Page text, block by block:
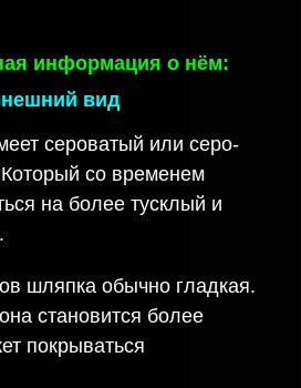
информация о нём:
вид
сероватый или серо-
со временем
на более тусклый и
шляпка обычно гладкая.
становится более
покрываться